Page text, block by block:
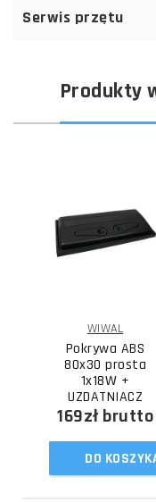
Serwis przętu
Produkty
WIWAL
Pokrywa ABS
80x30 prosta
1x18W +
UZDATNIACZ
169złbrutto
DO